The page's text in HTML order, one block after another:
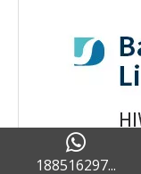
188516297...